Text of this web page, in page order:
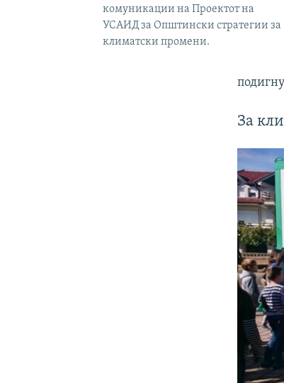
комуникации на Проектот на
УСАИД за Општински стратегии за
климатски промени.
За